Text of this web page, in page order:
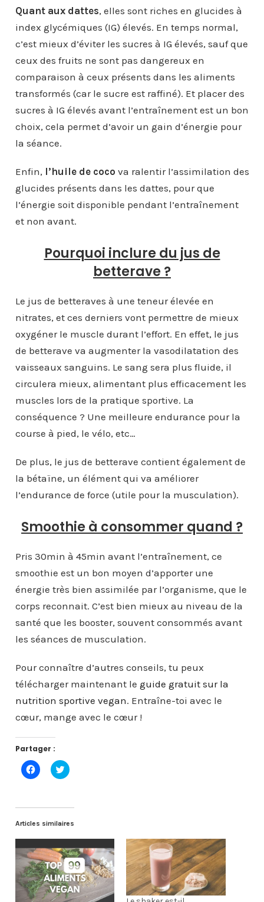
Quant aux dattes, elles sont riches en glucides à
index glycémiques (IG) élevés. En temps normal,
c’est mieux d’éviter les sucres à IG élevés, sauf que
ceux des fruits ne sont pas dangereux en
comparaison à ceux présents dans les aliments
transformés (car le sucre est raffiné). Et placer des
sucres à IG élevés avant l’entraînement est un bon
choix, cela permet d’avoir un gain d’énergie pour
la séance.
Enfin, l’huile de coco va ralentir l’assimilation des
glucides présents dans les dattes, pour que
l’énergie soit disponible pendant l’entraînement
et non avant.
Pourquoi inclure du jus de
betterave ?
Le jus de betteraves à une teneur élevée en
nitrates, et ces derniers vont permettre de mieux
oxygéner le muscle durant l’effort. En effet, le jus
de betterave va augmenter la vasodilatation des
vaisseaux sanguins. Le sang sera plus fluide, il
circulera mieux, alimentant plus efficacement les
muscles lors de la pratique sportive. La
conséquence ? Une meilleure endurance pour la
course à pied, le vélo, etc…
De plus, le jus de betterave contient également de
la bétaïne, un élément qui va améliorer
l’endurance de force (utile pour la musculation).
Smoothie à consommer quand ?
Pris 30min à 45min avant l’entraînement, ce
smoothie est un bon moyen d’apporter une
énergie très bien assimilée par l’organisme, que le
corps reconnait. C’est bien mieux au niveau de la
santé que les booster, souvent consommés avant
les séances de musculation.
Pour connaître d’autres conseils, tu peux
télécharger maintenant le guide gratuit sur la
nutrition sportive vegan. Entraîne-toi avec le
cœur, mange avec le cœur !
Partager :
C
l
e
p
o
u
p
a
r
t
a
g
e
C
l
e
p
o
u
p
a
t
a
g
e
Articles similaires